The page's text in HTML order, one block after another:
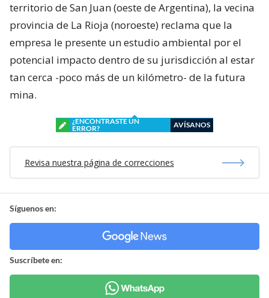
territorio de San Juan (oeste de Argentina), la vecina
provincia de La Rioja (noroeste) reclama que la
empresa le presente un estudio ambiental por el
potencial impacto dentro de su jurisdicción al estar
tan cerca -poco más de un kilómetro- de la futura
mina.
¿ENCONTRASTE UN
ERROR?
AVÍSANOS
Revisa nuestra página de correcciones
Síguenos en:
Suscríbete en: